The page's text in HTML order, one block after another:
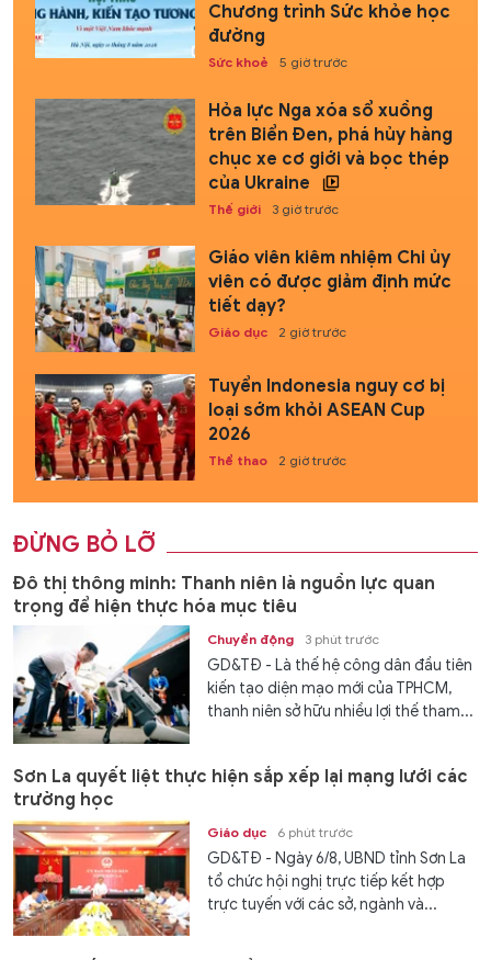
Chương trình Sức khỏe học
đường
Sức khoẻ 5 giờ trước
Hỏa lực Nga xóa sổ xuồng
trên Biển Đen, phá hủy hàng
chục xe cơ giới và bọc thép
của Ukraine
Thế giới 3 giờ trước
Giáo viên kiêm nhiệm Chi ủy
viên có được giảm định mức
tiết dạy?
Giáo dục 2 giờ trước
Tuyển Indonesia nguy cơ bị
loại sớm khỏi ASEAN Cup
2026
Thể thao 2 giờ trước
ĐỪNG BỎ LỠ
Đô thị thông minh: Thanh niên là nguồn lực quan
trọng để hiện thực hóa mục tiêu
Chuyển động 3 phút trước
GD&TĐ - Là thế hệ công dân đầu tiên
kiến tạo diện mạo mới của TPHCM,
thanh niên sở hữu nhiều lợi thế tham...
Sơn La quyết liệt thực hiện sắp xếp lại mạng lưới các
trường học
Giáo dục 6 phút trước
GD&TĐ - Ngày 6/8, UBND tỉnh Sơn La
tổ chức hội nghị trực tiếp kết hợp
trực tuyến với các sở, ngành và...